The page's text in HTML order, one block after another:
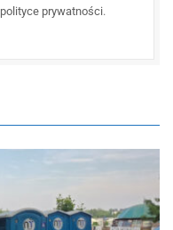
polityce prywatności.